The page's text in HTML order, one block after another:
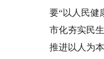
要“以人民健
市化夯实民
推进以人为